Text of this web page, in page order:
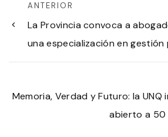
ANTERIOR
La Provincia convoca a
una especialización en gestión
Memoria, Verdad y Futuro: la UNQ
abierto a 50